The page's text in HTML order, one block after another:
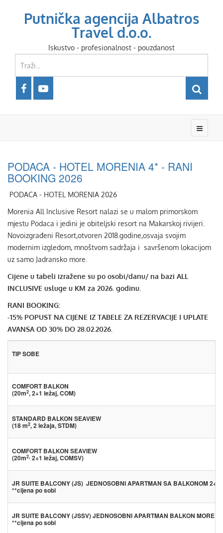
Putnička agencija Albatros
Travel d.o.o.
Iskustvo - profesionalnost - pouzdanost
PODACA - HOTEL MORENIA 4* - RANI
BOOKING 2026
PODACA - HOTEL MORENIA 2026
Morenia All Inclusive Resort nalazi se u malom primorskom
mjestu Podaca i jedini je obiteljski resort na Makarskoj rivijeri.
Novoizgrađeni Resort,otvoren 2018.godine,osvaja svojim
modernim izgledom, mnoštvom sadržaja i savršenom lokacijom
uz samo Jadransko more.
Cijene u tabeli izražene su po osobi/danu/ na bazi ALL
INCLUSIVE usluge u KM za 2026. godinu.
RANI BOOKING:
-15% POPUST NA CIJENE IZ TABELE ZA REZERVACIJE I UPLATE
AVANSA OD 30% DO 28.02.2026.
TIP SOBE
COMFORT BALKON
(20m2, 2+1 ležaj, COM)
STANDARD BALKON SEAVIEW
(18 m2, 2 ležaja, STDM)
COMFORT BALKON SEAVIEW
(20m2, 2+1 ležaj, COMSV)
JR SUITE BALCONY (JS) JEDNOSOBNI APARTMAN SA BALKONOM
**cijena po sobi
JR SUITE BALCONY (JSSV) JEDNOSOBNI APARTMAN BALKON MORE
**cijena po sobi